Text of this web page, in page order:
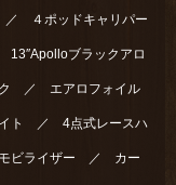
４ポッドキャリパー
ブラックアロ
／ エアロフォイル
ト ／ 4点式レースハ
ビライザー ／ カー